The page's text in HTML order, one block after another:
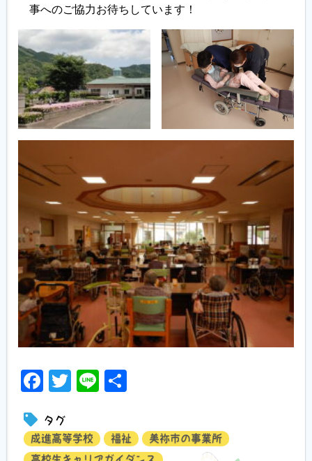
事へのご協力お待ちしています！
Facebook
Twitter
Line
タグ
成進高等学校 福祉
美祢市の事業所